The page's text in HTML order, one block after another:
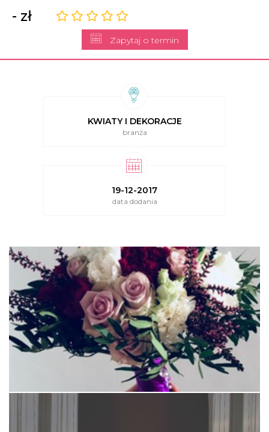
- zł
Zapytaj o termin
KWIATY I DEKORACJE
branża
19-12-2017
data dodania